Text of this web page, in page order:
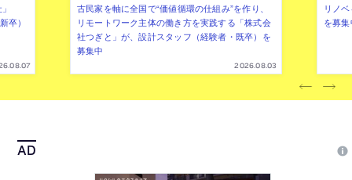
卒）
古民家を軸に全国で“価値循環の仕組み”を作り、
リモートワーク主体の働き方を実践する「株式会
社つぎと」が、設計スタッフ（経験者・既卒）を
募集中
2026.08.03
リノ
を募